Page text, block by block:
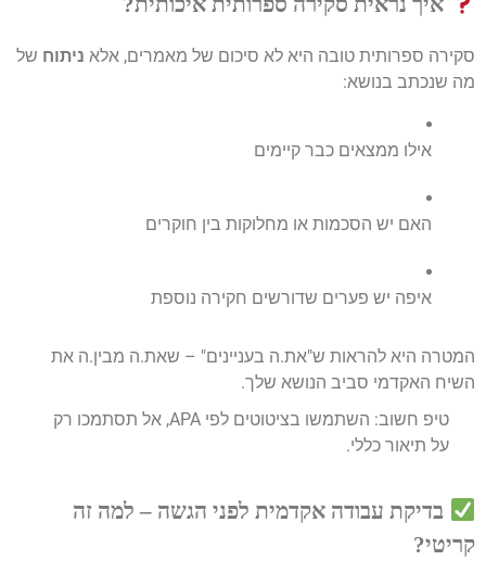
סקירה ספרותית טובה היא לא סיכום של מאמרים, אלא ניתוח של
מה שנכתב בנושא:
אילו ממצאים כבר קיימים
האם יש הסכמות או מחלוקות בין חוקרים
איפה יש פערים שדורשים חקירה נוספת
המטרה היא להראות ש"את.ה בעניינים" – שאת.ה מבין.ה את
השיח האקדמי סביב הנושא שלך.
טיפ חשוב: השתמשו בציטוטים לפי APA, אל תסתמכו רק
על תיאור כללי.
בדיקת עבודה אקדמית לפני הגשה – למה זה
קריטי?